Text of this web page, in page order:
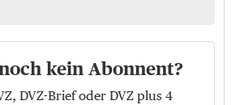
kein Abonnent?
DVZ-Brief oder DVZ plus 4